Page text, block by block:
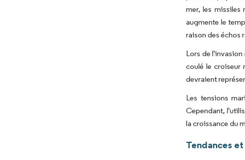
mer, les missiles
augmente le
raison des échos
Lors de l'invasion
coulé le croiseur
devraient
Les tensions
Cependant,
la croissance du
Tendances